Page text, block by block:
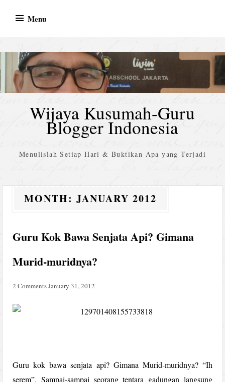
Menu
Wijaya Kusumah-Guru
Blogger Indonesia
Menulislah Setiap Hari & Buktikan Apa yang Terjadi
MONTH:JANUARY 2012
Guru Kok Bawa Senjata Api? Gimana
Murid-muridnya?
2 CommentsJanuary 31, 2012
Guru kok bawa senjata api? Gimana Murid-muridnya? “Ih
serem”. Sampai-sampai seorang tentara gadungan langsung